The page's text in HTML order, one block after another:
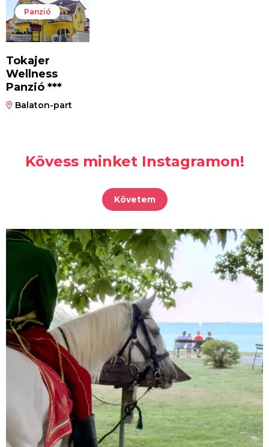
Panzió
Tokajer
Wellness
Panzió ***
Balaton-part
Kövess minket Instagramon!
Követem